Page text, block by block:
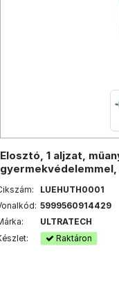
Elosztó, 1 aljzat,
LUEHUTH0001
5999560914429
ULTRATECH
Raktáron